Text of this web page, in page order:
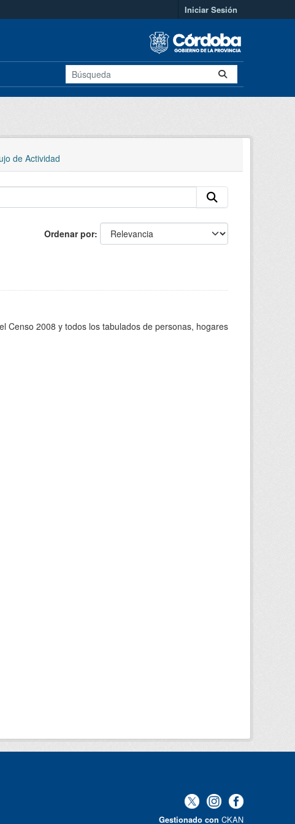
Iniciar Sesión
de Actividad
Ordenar por
Censo 2008 y todos los tabulados de personas, hogares
Gestionado con CKAN